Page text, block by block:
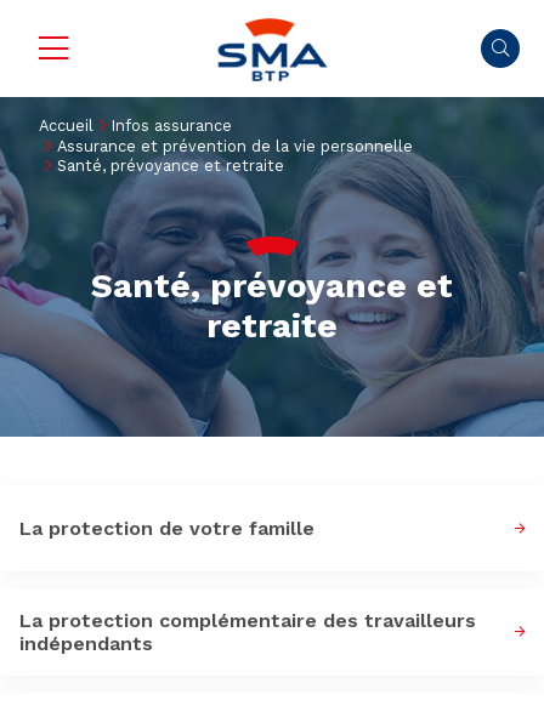
Accueil
Infos assurance
Assurance et prévention de la vie personnelle
Santé, prévoyance et retraite
Santé, prévoyance et
retraite
La protection de votre famille
La protection complémentaire des travailleurs
indépendants